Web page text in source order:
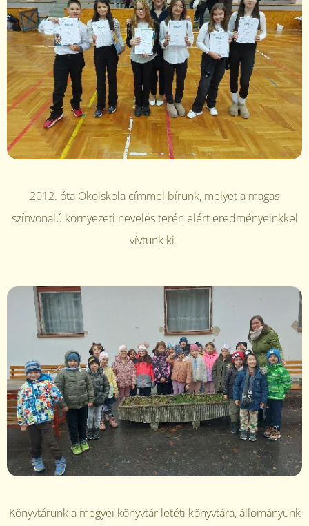
2012. óta Ökoiskola címmel bírunk, melyet a magas
színvonalú környezeti nevelés terén elért eredményeinkkel
vívtunk ki.
Könyvtárunk a megyei könyvtár letéti könyvtára, állományunk